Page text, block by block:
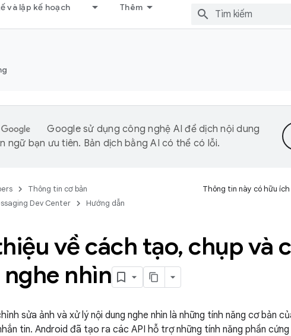
và lập kế hoạch Thêm
Google sử dụng công nghệ AI để dịch nội dung
ngữ bạn ưu tiên. Bản dịch bằng AI có thể có lỗi.
Thông tin cơ bản
Dev Center
Hướng dẫn
Thông tin này có hữu
về cách tạo, chụp và
nhìn
sửa ảnh và xử lý nội dung nghe nhìn là những tính năng cơ bản
tin. Android đã tạo ra các API hỗ trợ những tính năng phần